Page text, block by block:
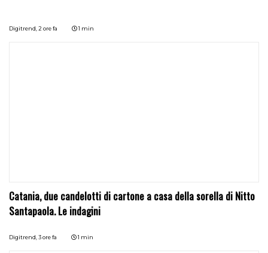
Digitrend,2 ore fa 1 min
Catania, due candelotti di cartone a casa della sorella di Nitto
Santapaola. Le indagini
Digitrend,3 ore fa 1 min